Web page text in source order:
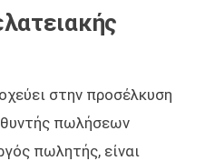
στην προσέλκυση
πωλήσεων
πωλητής, είναι